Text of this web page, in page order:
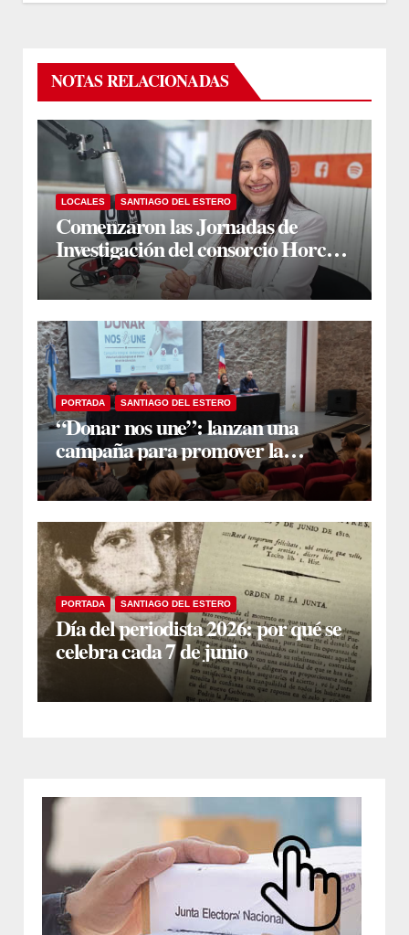
NOTAS RELACIONADAS
LOCALES SANTIAGO DEL ESTERO
Comenzaron las Jornadas de
Investigación del consorcio Horco
Molle
PORTADA SANTIAGO DEL ESTERO
“Donar nos une”: lanzan una
campaña para promover la
donación voluntaria de sangre
PORTADA SANTIAGO DEL ESTERO
Día del periodista 2026: por qué se
celebra cada 7 de junio